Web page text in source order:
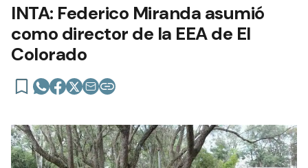
INTA: Federico Miranda asumió
como director de la EEA de El
Colorado